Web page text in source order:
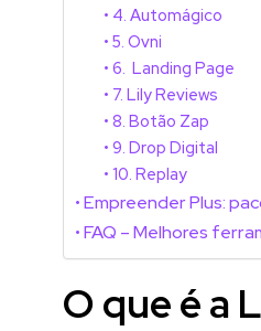
4. Automágico
5. Ovni
6. Landing Page
7. Lily Reviews
8. Botão Zap
9. Drop Digital
10. Replay
Empreender Plus:
FAQ – Melhores
O que é a